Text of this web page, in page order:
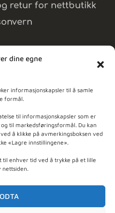
dine egne
informasjonskapsler til å samle
formål.
til informasjonskapsler som er
til markedsføringsformål. Du kan
å klikke på avmerkingsboksen ved
«Lagre innstillingene».
til enhver tid ved å trykke på et lille
nettsiden.
retur for nettbutikk
PÅ NYHETSBREV